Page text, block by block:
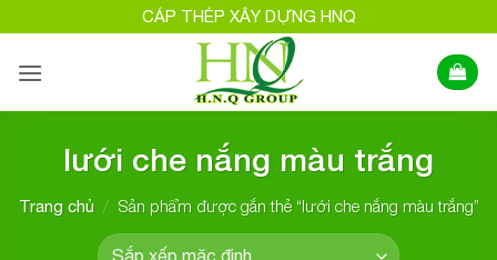
qua
nội
CÁP THÉP XÂY DỰNG HNQ
lưới che nắng màu trắng
Trang chủ / Sản phẩm được gắn thẻ “lưới che nắng màu trắng”